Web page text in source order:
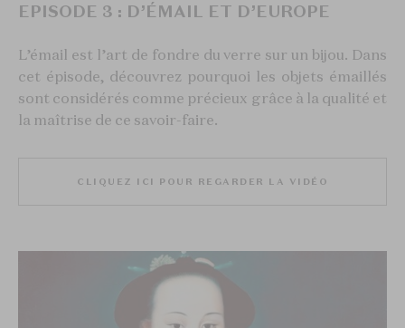
EPISODE 3 : D’ÉMAIL ET D’EUROPE
L’émail est l’art de fondre du verre sur un bijou. Dans
cet épisode, découvrez pourquoi les objets émaillés
sont considérés comme précieux grâce à la qualité et
la maîtrise de ce savoir-faire.
CLIQUEZ ICI POUR REGARDER LA VIDÉO